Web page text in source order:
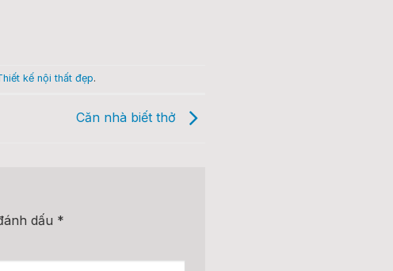
kế nội thất đẹp.
Căn nhà biết thở
dấu *